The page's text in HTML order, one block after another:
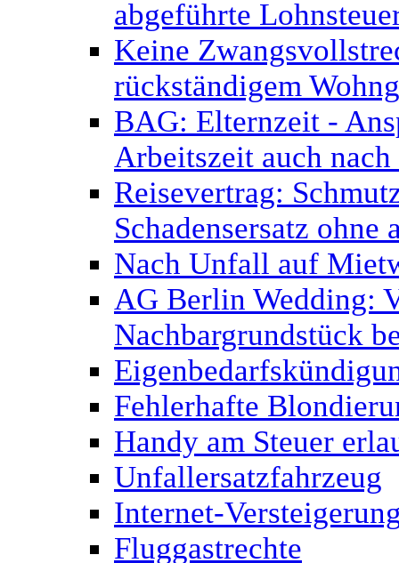
abgeführte
Keine
rückständigem
BAG: Elternzeit -
Arbeitszeit auch
Reisevertrag:
Schadensersatz ohne
Nach Unfall auf
AG Berlin Wedding:
Nachbargrundstück
Fehlerhafte
Handy am Steuer
Unfallersatzfahrzeug
Internet-
Fluggastrechte